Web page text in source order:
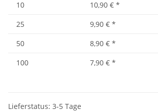
10 10,90 € *
25
9,90 € *
50
8,90 € *
100
7,90 € *
Lieferstatus: 3-5 Tage